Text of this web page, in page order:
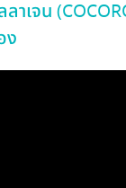
าเจน
ง